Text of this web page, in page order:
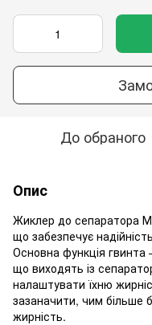
До обраного
Опис
Жиклер до сепаратора
що забезпечує
Основна функція гвинта
що виходять із
налаштувати їхню
зазаначити, чим більше
жирність.